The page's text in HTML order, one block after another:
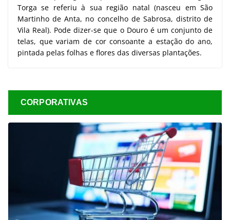
Torga se referiu à sua região natal (nasceu em São
Martinho de Anta, no concelho de Sabrosa, distrito de
Vila Real). Pode dizer-se que o Douro é um conjunto de
telas, que variam de cor consoante a estação do ano,
pintada pelas folhas e flores das diversas plantações.
CORPORATIVAS